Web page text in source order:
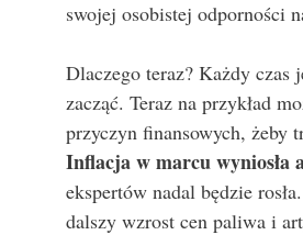
swojej osobistej odporności
Dlaczego teraz? Każdy czas
zacząć. Teraz na przykład
przyczyn finansowych, żeby
Inflacja w marcu wyniosła
ekspertów nadal będzie
dalszy wzrost cen paliwa i